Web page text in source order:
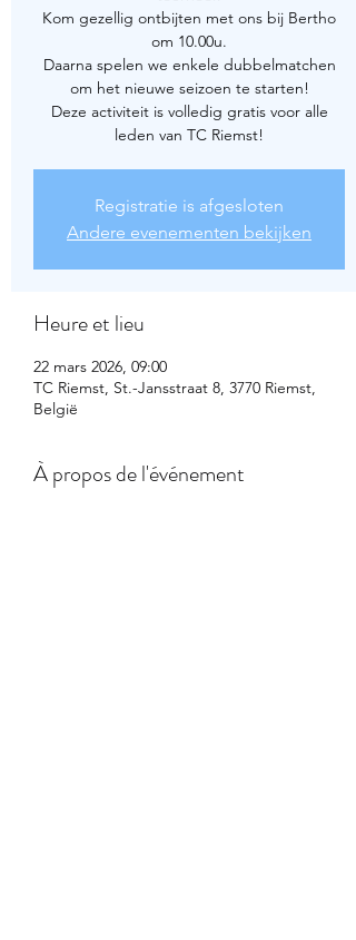
Kom gezellig ontbijten met ons bij Bertho
om 10.00u.
Daarna spelen we enkele dubbelmatchen
om het nieuwe seizoen te starten!
Deze activiteit is volledig gratis voor alle
leden van TC Riemst!
Registratie is afgesloten
Andere evenementen bekijken
Heure et lieu
22 mars 2026, 09:00
TC Riemst, St.-Jansstraat 8, 3770 Riemst,
België
À propos de l'événement